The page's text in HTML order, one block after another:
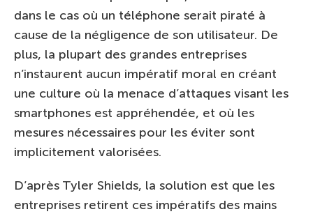
dans le cas où un téléphone serait piraté à
cause de la négligence de son utilisateur. De
plus, la plupart des grandes entreprises
n’instaurent aucun impératif moral en créant
une culture où la menace d’attaques visant les
smartphones est appréhendée, et où les
mesures nécessaires pour les éviter sont
implicitement valorisées.
D’après Tyler Shields, la solution est que les
entreprises retirent ces impératifs des mains